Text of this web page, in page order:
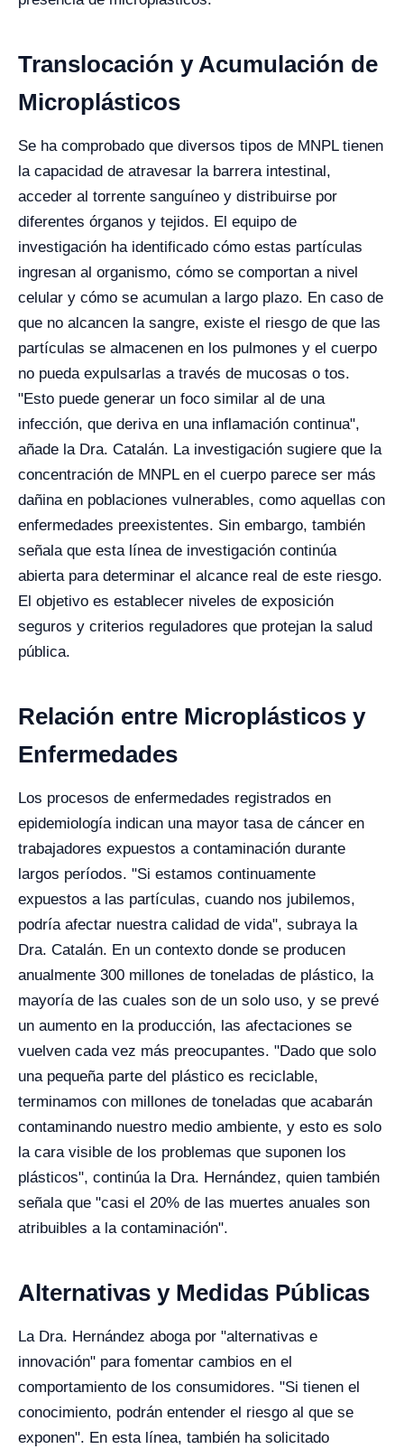
Translocación y Acumulación de
Microplásticos
Se ha comprobado que diversos tipos de MNPL tienen
la capacidad de atravesar la barrera intestinal,
acceder al torrente sanguíneo y distribuirse por
diferentes órganos y tejidos. El equipo de
investigación ha identificado cómo estas partículas
ingresan al organismo, cómo se comportan a nivel
celular y cómo se acumulan a largo plazo. En caso de
que no alcancen la sangre, existe el riesgo de que las
partículas se almacenen en los pulmones y el cuerpo
no pueda expulsarlas a través de mucosas o tos.
"Esto puede generar un foco similar al de una
infección, que deriva en una inflamación continua",
añade la Dra. Catalán. La investigación sugiere que la
concentración de MNPL en el cuerpo parece ser más
dañina en poblaciones vulnerables, como aquellas con
enfermedades preexistentes. Sin embargo, también
señala que esta línea de investigación continúa
abierta para determinar el alcance real de este riesgo.
El objetivo es establecer niveles de exposición
seguros y criterios reguladores que protejan la salud
pública.
Relación entre Microplásticos y
Enfermedades
Los procesos de enfermedades registrados en
epidemiología indican una mayor tasa de cáncer en
trabajadores expuestos a contaminación durante
largos períodos. "Si estamos continuamente
expuestos a las partículas, cuando nos jubilemos,
podría afectar nuestra calidad de vida", subraya la
Dra. Catalán. En un contexto donde se producen
anualmente 300 millones de toneladas de plástico, la
mayoría de las cuales son de un solo uso, y se prevé
un aumento en la producción, las afectaciones se
vuelven cada vez más preocupantes. "Dado que solo
una pequeña parte del plástico es reciclable,
terminamos con millones de toneladas que acabarán
contaminando nuestro medio ambiente, y esto es solo
la cara visible de los problemas que suponen los
plásticos", continúa la Dra. Hernández, quien también
señala que "casi el 20% de las muertes anuales son
atribuibles a la contaminación".
Alternativas y Medidas Públicas
La Dra. Hernández aboga por "alternativas e
innovación" para fomentar cambios en el
comportamiento de los consumidores. "Si tienen el
conocimiento, podrán entender el riesgo al que se
exponen". En esta línea, también ha solicitado